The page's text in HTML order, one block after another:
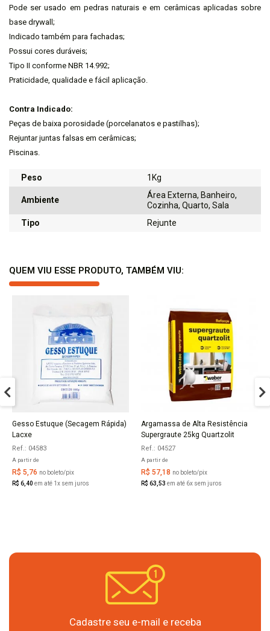
Pode ser usado em pedras naturais e em cerâmicas aplicadas sobre
base drywall;
Indicado também para fachadas;
Possui cores duráveis;
Tipo II conforme NBR 14.992;
Praticidade, qualidade e fácil aplicação.
Contra Indicado:
Peças de baixa porosidade (porcelanatos e pastilhas);
Rejuntar juntas falsas em cerâmicas;
Piscinas.
Peso 1Kg
Ambiente
Área Externa, Banheiro,
Cozinha, Quarto, Sala
Tipo
Rejunte
QUEM VIU ESSE PRODUTO, TAMBÉM VIU:
COMPRAR
Gesso Estuque (Secagem Rápida)
Lacxe
Ref.: 04583
A partir de
R$ 5,76 no boleto/pix
R$ 6,40 em até 1x sem juros
COMPRAR
Argamassa de Alta Resistência
Supergraute 25kg Quartzolit
Ref.: 04527
A partir de
R$ 57,18 no boleto/pix
R$ 63,53 em até 6x sem juros
Cadastre seu e-mail e receba